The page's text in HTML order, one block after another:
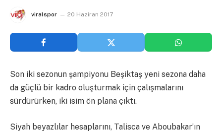
viralspor 20 Haziran 2017
Son iki sezonun şampiyonu Beşiktaş yeni sezona daha
da güçlü bir kadro oluşturmak için çalışmalarını
sürdürürken, iki isim ön plana çıktı.
Siyah beyazlılar hesaplarını, Talisca ve Aboubakar’ın